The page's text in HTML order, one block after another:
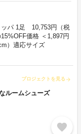
ッパ 1足 10,753円（税
価格 ＜1,897円
）適応サイズ
プロジェクトを見る arrow_forward
ルームシューズ
favorite